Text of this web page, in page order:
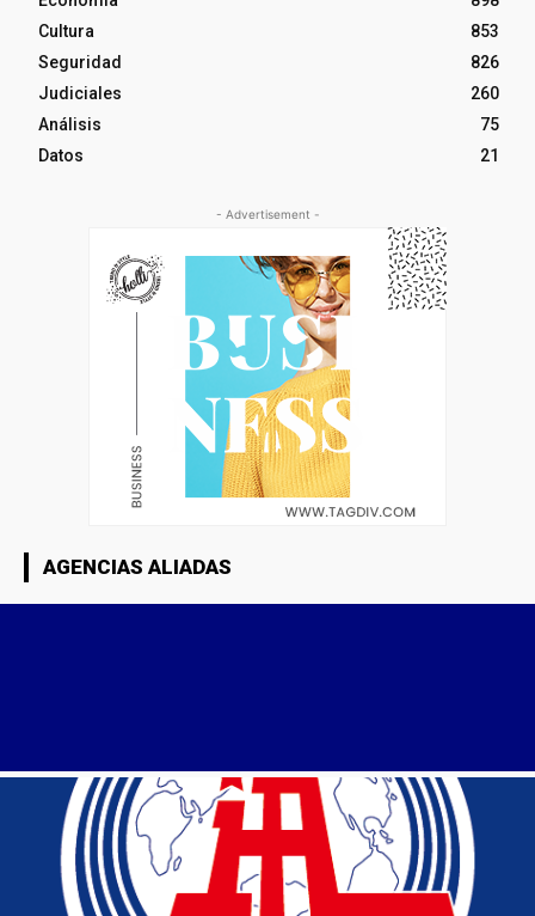
Cultura
853
Seguridad
826
Judiciales
260
Análisis
75
Datos
21
- Advertisement -
AGENCIAS ALIADAS